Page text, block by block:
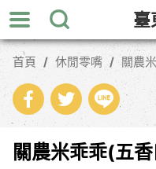
跳
到
主
內
臺
首頁 休閒零嘴 關農
關農米乖乖(五